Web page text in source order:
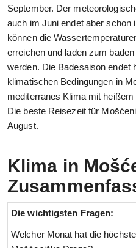
September. Der
auch im Juni endet aber schon
können die
erreichen und laden zum
werden. Die Badesaison endet
klimatischen Bedingungen in
mediterranes Klima mit
Die beste Reisezeit für
August.
Klima in
Die wichtigsten Fragen:
Welcher Monat hat die